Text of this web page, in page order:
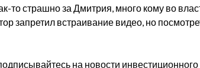
то страшно за Дмитрия, много кому во
запретил встраивание видео, но
на новости